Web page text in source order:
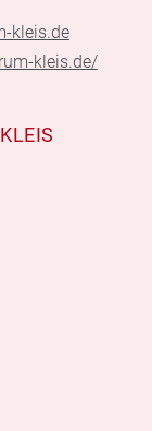
kleis.de
kleis.de/